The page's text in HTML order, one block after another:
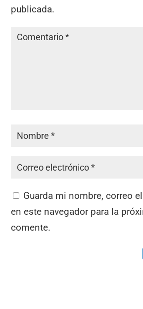
publicada.
Guarda mi nombre, correo
en este navegador para la
comente.